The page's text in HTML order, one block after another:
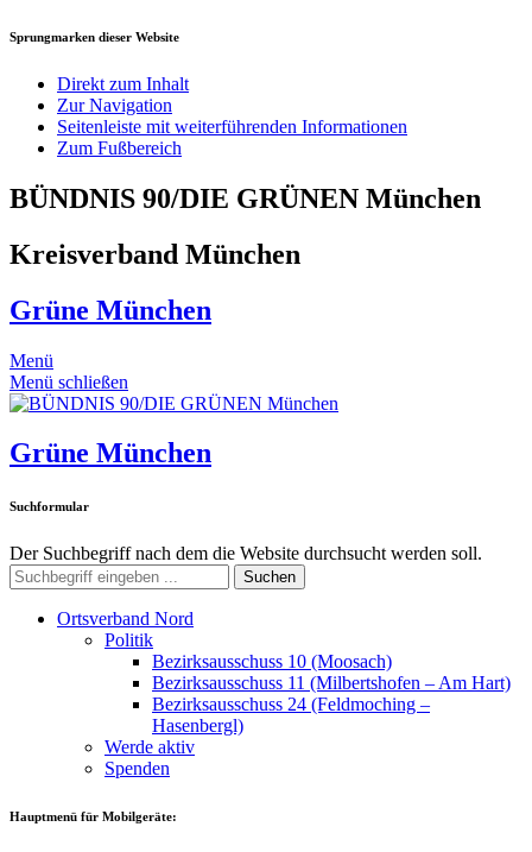
Sprungmarken dieser Website
Direkt zum Inhalt
Zur Navigation
Seitenleiste mit weiterführenden Informationen
Zum Fußbereich
BÜNDNIS 90/DIE GRÜNEN München
Kreisverband München
Grüne München
Menü
Menü schließen
Grüne München
Suchformular
Der Suchbegriff nach dem die Website durchsucht werden soll.
Suchen
Ortsverband Nord
Politik
Bezirksausschuss 10 (Moosach)
Bezirksausschuss 11 (Milbertshofen – Am Hart)
Bezirksausschuss 24 (Feldmoching –
Hasenbergl)
Werde aktiv
Spenden
Hauptmenü für Mobilgeräte: